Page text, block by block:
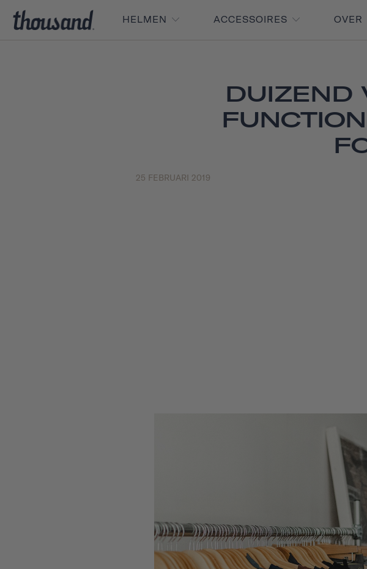
HELMEN ACCESSOIRES OVER
DUIZEND
25 FEBRUARI 2019